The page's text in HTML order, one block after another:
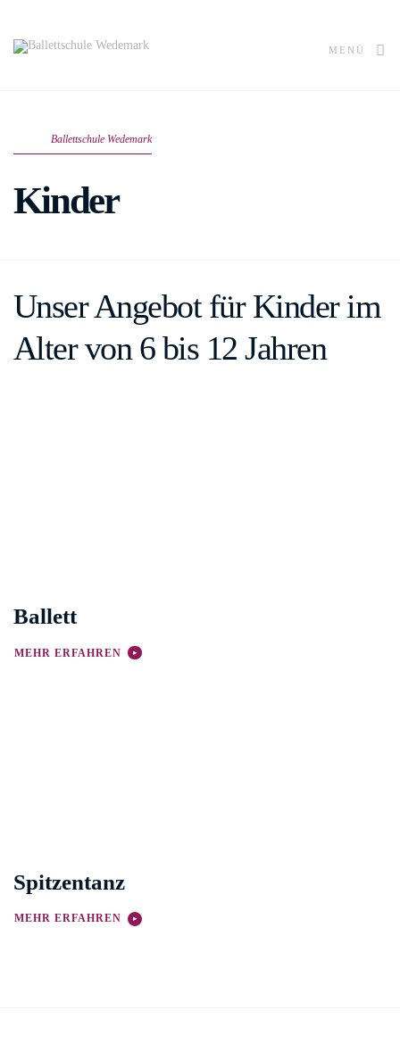
MENÜ
Ballettschule Wedemark
Kinder
Unser Angebot für Kinder im
Alter von 6 bis 12 Jahren
Ballett
MEHR ERFAHREN
Spitzentanz
MEHR ERFAHREN